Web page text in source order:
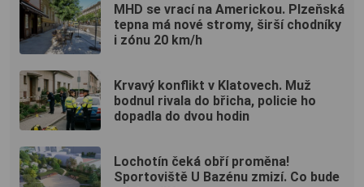
MHD se vrací na Americkou. Plzeňská
tepna má nové stromy, širší chodníky
i zónu 20 km/h
Krvavý konflikt v Klatovech. Muž
bodnul rivala do břicha, policie ho
dopadla do dvou hodin
Lochotín čeká obří proměna!
Sportoviště U Bazénu zmizí. Co bude